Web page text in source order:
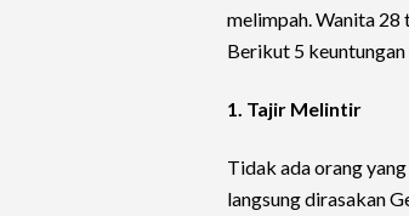
melimpah. Wanita 28
Berikut 5
1. Tajir Melintir
Tidak ada orang
langsung dirasakan